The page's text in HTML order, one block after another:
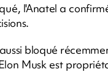
l'Anatel a
bloqué
Musk est